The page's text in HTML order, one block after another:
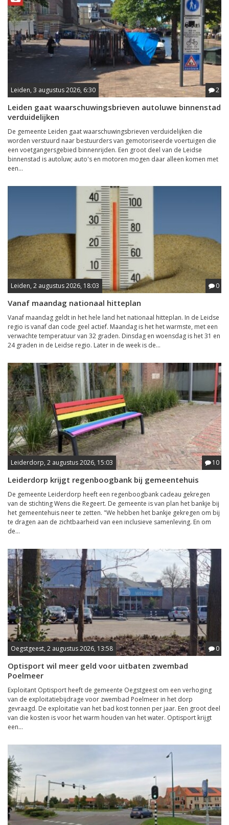
Leiden, 3 augustus 2026, 6:30 2
Leiden gaat waarschuwingsbrieven autoluwe binnenstad
verduidelijken
De gemeente Leiden gaat waarschuwingsbrieven verduidelijken die
worden verstuurd naar bestuurders van gemotoriseerde voertuigen die
een voetgangersgebied binnenrijden. Een groot deel van de Leidse
binnenstad is autoluw; auto's en motoren mogen daar alleen komen met
een...
Leiden, 2 augustus 2026, 18:03 0
Vanaf maandag nationaal hitteplan
Vanaf maandag geldt in het hele land het nationaal hitteplan. In de Leidse
regio is vanaf dan code geel actief. Maandag is het het warmste, met een
verwachte temperatuur van 32 graden. Dinsdag en woensdag is het 31 en
24 graden in de Leidse regio. Later in de week is de...
Leiderdorp, 2 augustus 2026, 15:03 10
Leiderdorp krijgt regenboogbank bij gemeentehuis
De gemeente Leiderdorp heeft een regenboogbank cadeau gekregen
van de stichting Wens die Regeert. De gemeente is van plan het bankje bij
het gemeentehuis neer te zetten. "We hebben het bankje gekregen om bij
te dragen aan de zichtbaarheid van een inclusieve samenleving. En om
de...
Oegstgeest, 2 augustus 2026, 13:58 0
Optisport wil meer geld voor uitbaten zwembad
Poelmeer
Exploitant Optisport heeft de gemeente Oegstgeest om een verhoging
van de exploitatiebijdrage voor zwembad Poelmeer in het dorp
gevraagd. De exploitatie van het bad kost tonnen per jaar. Een groot deel
van die kosten is voor het warm houden van het water. Optisport krijgt
een...